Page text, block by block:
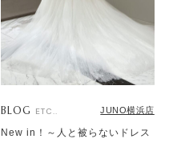
BLOG ETC.. JUNO横浜店
New in！～人と被らないドレス